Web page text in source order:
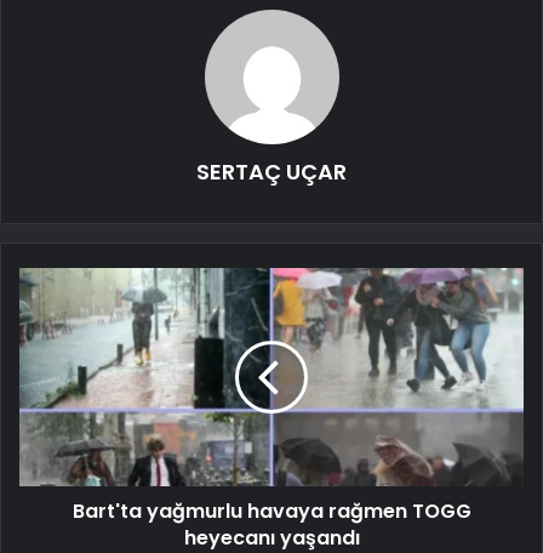
SERTAÇ UÇAR
Bart'ta yağmurlu havaya rağmen TOGG
heyecanı yaşandı